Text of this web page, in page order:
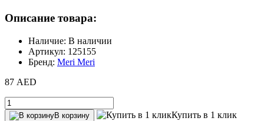
Описание товара:
Наличие: В наличии
Артикул: 125155
Бренд: Meri Meri
87 AED
В корзину
Купить в 1 клик